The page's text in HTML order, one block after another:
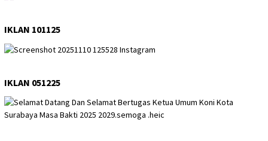
IKLAN 101125
IKLAN 051225